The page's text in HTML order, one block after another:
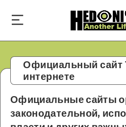
Официальный сайт
интернете
Официальные сайты
законодательной,